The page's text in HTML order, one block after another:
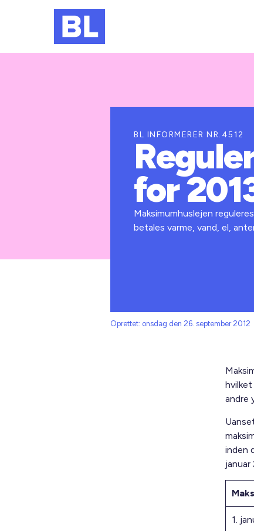
BL INFORMERER NR.4512
for
Maksimumhuslejen
betales varme, vand, el,
Oprettet: onsdag den 26. september 2012
andre
inden
januar
1.